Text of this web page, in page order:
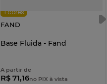
+cores
FAND
Base Fluida - Fand
A partir de
R$ 71,16no PIX à vista